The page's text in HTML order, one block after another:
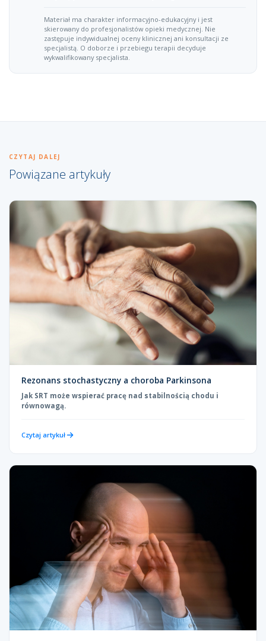
Materiał ma charakter informacyjno-edukacyjny i jest
skierowany do profesjonalistów opieki medycznej. Nie
zastępuje indywidualnej oceny klinicznej ani konsultacji ze
specjalistą. O doborze i przebiegu terapii decyduje
wykwalifikowany specjalista.
CZYTAJ DALEJ
Powiązane artykuły
Rezonans stochastyczny a choroba Parkinsona
Jak SRT może wspierać pracę nad stabilnością chodu i
równowagą.
Czytaj artykuł